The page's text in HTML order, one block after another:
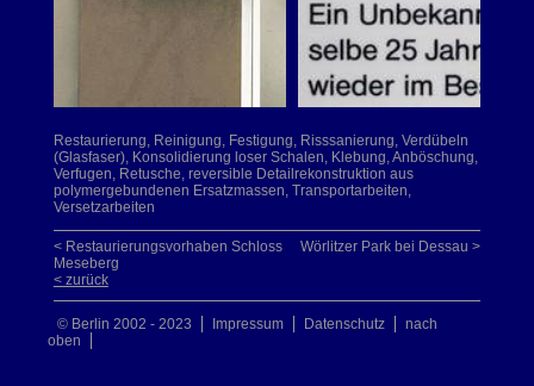
Restaurierung, Reinigung, Festigung, Risssanierung, Verdübeln
(Glasfaser), Konsolidierung loser Schalen, Klebung, Anböschung,
Verfugen, Retusche, reversible Detailrekonstruktion aus
polymergebundenen Ersatzmassen, Transportarbeiten,
Versetzarbeiten
Wörlitzer Park bei Dessau >
< Restaurierungsvorhaben Schloss
Meseberg
< zurück
© Berlin 2002 - 2023 Impressum Datenschutz
nach
oben